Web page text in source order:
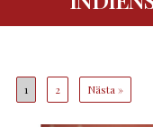
1 2 Nästa »